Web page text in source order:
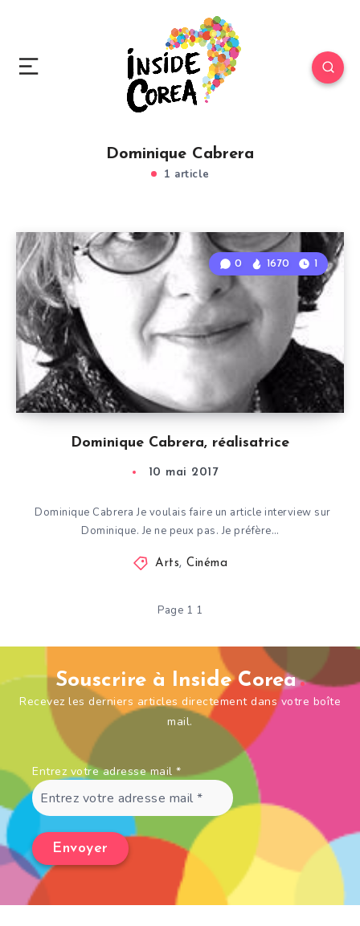
Dominique Cabrera
1 article
Dominique Cabrera, réalisatrice
0 1670 1
10 mai 2017
Dominique Cabrera Je voulais faire un article interview sur
Dominique. Je ne peux pas. Je préfère…
Arts,Cinéma
Page 1 1
Souscrire à Inside Corea
Recevez les derniers articles directement dans votre boîte
mail.
Entrez votre adresse mail *